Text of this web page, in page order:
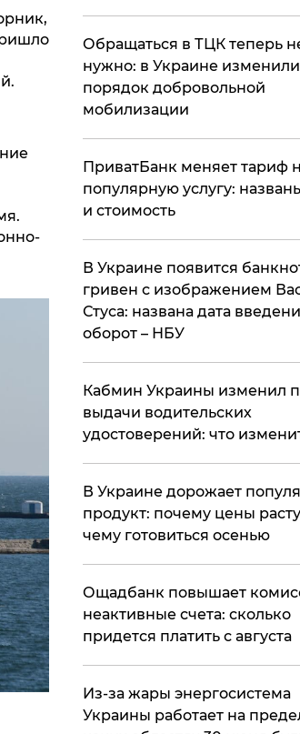
Обращаться в ТЦК теперь
нужно: в Украине изменили
порядок добровольной
мобилизации
ПриватБанк меняет тариф
популярную услугу:
и стоимость
В Украине появится
гривен с изображением
Стуса: названа дата
оборот – НБУ
Кабмин Украины изменил
выдачи водительских
удостоверений: что
В Украине дорожает
продукт: почему цены
чему готовиться осенью
​Ощадбанк повышает
неактивные счета: сколько
придется платить с августа
Из-за жары энергосистема
Украины работает на